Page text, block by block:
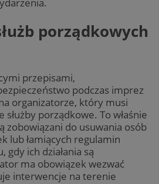
porządkowych
przepisami,
podczas imprez
organizatorze, który musi
porządkowe. To właśnie
zobowiązani do usuwania osób
lub łamiących regulamin
ich działania są
ma obowiązek wezwać
interwencje na terenie